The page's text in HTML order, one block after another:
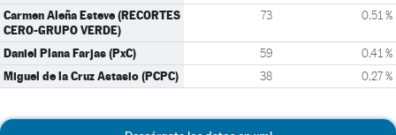
Carmen Aleña Esteve (RECORTES
CERO-GRUPO VERDE)
73 0,51 %
Daniel Plana Farjas (PxC) 59 0,41 %
Miguel de la Cruz Astasio (PCPC) 38 0,27 %